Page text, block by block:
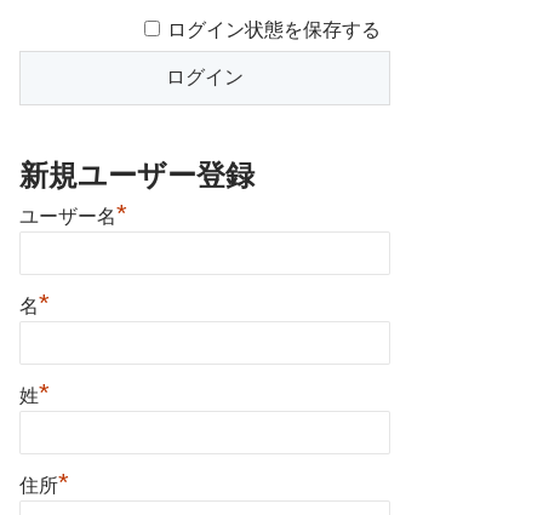
ログイン状態を保存する
新規ユーザー登録
ユーザー名*
名*
姓*
住所*